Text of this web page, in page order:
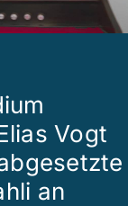
Vogt
an